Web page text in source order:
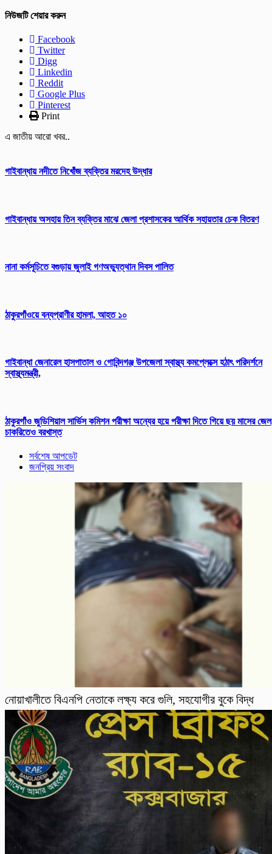
নিউজটি শেয়ার করুন
Facebook
Twitter
Digg
Linkedin
Reddit
Google Plus
Pinterest
Print
এ জাতীয় আরো খবর..
গাইবান্ধায় নদীতে নিখোঁজ ব্যক্তির মরদেহ উদ্ধার
গাইবান্ধায় অসহায় তিন ব্যক্তির মাঝে জেলা প্রশাসকের আর্থিক সহায়তার চেক বিতরণ
নানা কর্মসূচিতে বগুড়ায় জুলাই গণঅভ্যুত্থান দিবস পালিত
ঠাকুরগাঁওয়ে বন্যপ্রাণীর হামলা, আহত ১০
গাইবান্ধা জেনারেল হাসপাতাল ও গোবিন্দগঞ্জ উপজেলা স্বাস্থ্য কমপ্লেক্সে হঠাৎ পরিদর্শনে
স্বাস্থ্যমন্ত্রী,
ঠাকুরগাঁও জুডিশিয়াল সার্ভিস কমিশন পরীক্ষা অন্যের হয়ে পরীক্ষা দিতে গিয়ে ছয় মাসের
চাকরিতেও বরখাস্ত
সর্বশেষ আপডেট
জনপ্রিয় সংবাদ
নোয়াখালীতে বিএনপি নেতাকে লক্ষ্য করে গুলি, সহযোগীর বুকে বিদ্ধ